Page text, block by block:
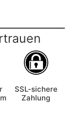
SSL-sichere
Zahlung